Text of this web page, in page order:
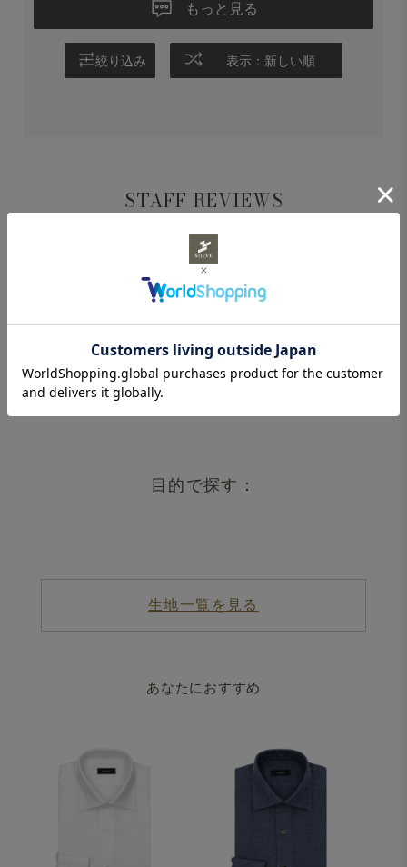
もっと見る
絞り込み 表示：新しい順
STAFF REVIEWS
レビューはありません。
目的で探す：
生地一覧を見る
あなたにおすすめ